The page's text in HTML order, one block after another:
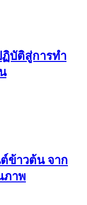
ฏิบัติสู่การทำ
ข้าวต้น จาก
ภาพ